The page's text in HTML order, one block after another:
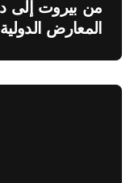
المعارض الدولية